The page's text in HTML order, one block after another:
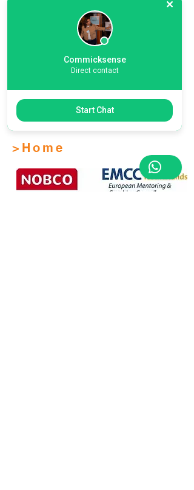
perspectieven te kijken naar een casus en
naar jezelf. Zo beweeg je vanzelf, met
organisatie- als individuele
coachopleiding.
>Home
Commicksense
Direct contact
Start Chat